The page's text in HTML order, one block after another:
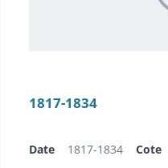
1817-1834
Date 1817-1834 Cote